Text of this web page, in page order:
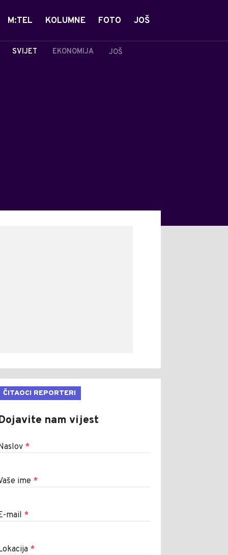
SVIJET EKONOMIJA JOŠ
M:TEL KOLUMNE FOTO JOŠ
ČITAOCI REPORTERI
nam vijest
*
ime *
mail *
*